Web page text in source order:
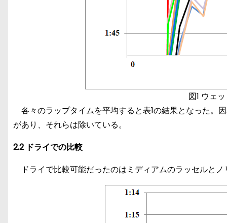
図1 ウェ
各々のラップタイムを平均すると表1の結果となった。
があり、それらは除いている。
2.2 ドライでの比較
ドライで比較可能だったのはミディアムのラッセルとノ